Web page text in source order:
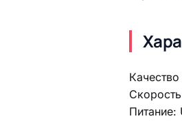
Питание: